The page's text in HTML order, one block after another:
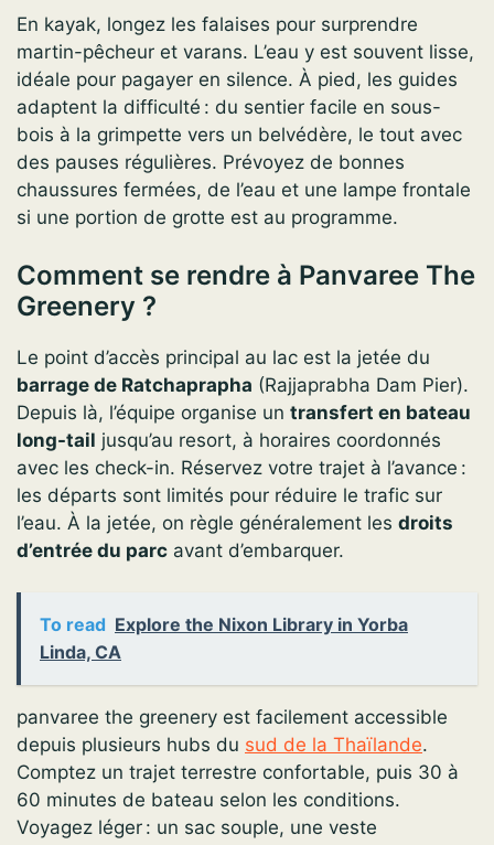
En kayak, longez les falaises pour surprendre
martin-pêcheur et varans. L’eau y est souvent lisse,
idéale pour pagayer en silence. À pied, les guides
adaptent la difficulté : du sentier facile en sous-
bois à la grimpette vers un belvédère, le tout avec
des pauses régulières. Prévoyez de bonnes
chaussures fermées, de l’eau et une lampe frontale
si une portion de grotte est au programme.
Comment se rendre à Panvaree The
Greenery ?
Le point d’accès principal au lac est la jetée du
barrage de Ratchaprapha (Rajjaprabha Dam Pier).
Depuis là, l’équipe organise un transfert en bateau
long-tail jusqu’au resort, à horaires coordonnés
avec les check-in. Réservez votre trajet à l’avance :
les départs sont limités pour réduire le trafic sur
l’eau. À la jetée, on règle généralement les droits
d’entrée du parc avant d’embarquer.
To read Explore the Nixon Library in Yorba
Linda, CA
panvaree the greenery est facilement accessible
depuis plusieurs hubs du sud de la Thaïlande.
Comptez un trajet terrestre confortable, puis 30 à
60 minutes de bateau selon les conditions.
Voyagez léger : un sac souple, une veste